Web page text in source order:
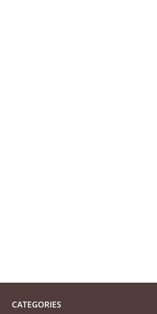
CATEGORIES